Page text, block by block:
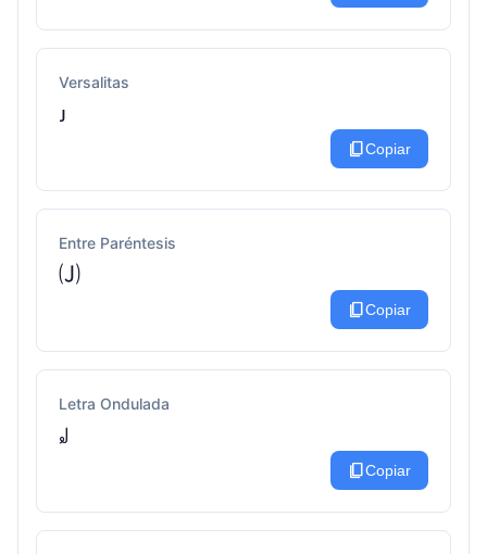
Versalitas
ᴊ
content_copyCopiar
Entre Paréntesis
🄙
content_copyCopiar
Letra Ondulada
꒻
content_copyCopiar